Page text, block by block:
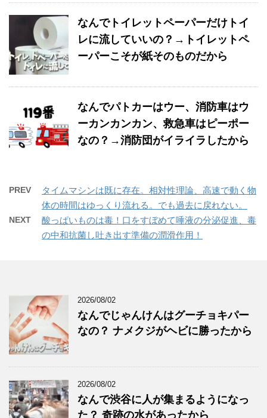
なんでトイレットペーパーだけトイ
レに流していいの？→トイレットペ
ーパーこそが紙そのものだから
なんでパトカーはウー、消防車はウ
ーカンカンカン、救急車はピーポー
なの？→消防団がイライラしたから
PREV
タイムマシンは既に存在。相対性理論、高速で動く物
体の時間はゆっくり流れる。でも過去に戻れない。
NEXT
酸っぱいものは毒！口をすぼめて唾液の分泌促進、毒
の中和抗菌し吐き出す準備の潤滑作用！
2026/08/02
なんでじゃんけんはグーチョキパー
なの？ ナメクジがヘビに勝ったから
2026/08/02
なんで渋谷に人が集まるようになっ
た？ 奇跡の水があったから